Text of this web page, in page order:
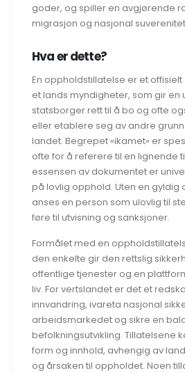
goder, og spiller en avgjørende
migrasjon og nasjonal
Hva er dette?
En oppholdstillatelse er et
et lands myndigheter, som gir en
statsborger rett til å bo og ofte
eller etablere seg av andre
landet. Begrepet «ikamet» er
ofte for å referere til en lignende
essensen av dokumentet er
på lovlig opphold. Uten en gyldig
anses en person som ulovlig til
føre til utvisning og sanksjoner.
Formålet med en
den enkelte gir den rettslig
offentlige tjenester og en
liv. For vertslandet er det et
innvandring, ivareta nasjonal
arbeidsmarkedet og sikre en
befolkningsutvikling. Tillatelsene
form og innhold, avhengig av
og årsaken til oppholdet. Noen